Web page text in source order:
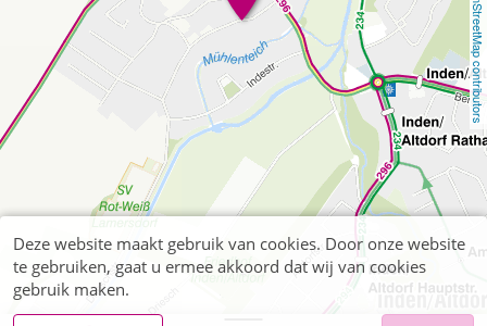
OpenStreetMap contributors
Deze website maakt gebruik van cookies. Door onze website
te gebruiken, gaat u ermee akkoord dat wij van cookies
gebruik maken.